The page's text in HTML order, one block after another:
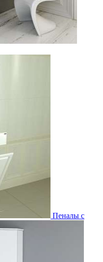
Пеналы с